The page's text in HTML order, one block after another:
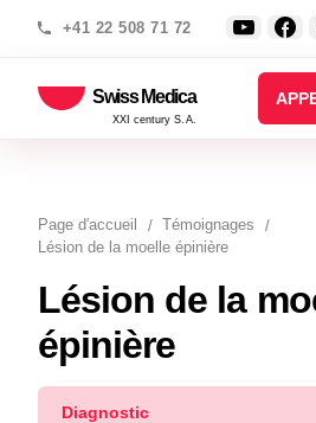
+41 22 508 71 72
Swiss Medica
XXI century S.A.
Page d′accueil
Témoignages
Lésion de la moelle épinière
Lésion de la
épinière
Diagnostic